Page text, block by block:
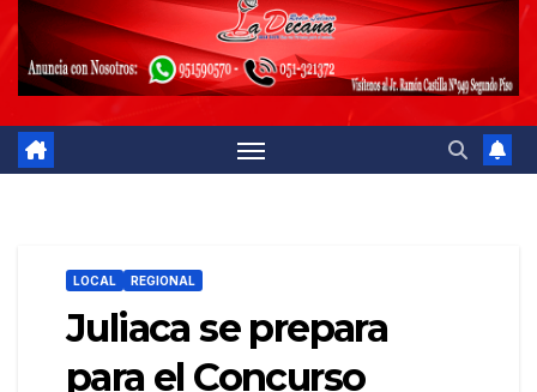
LOCAL REGIONAL
Juliaca se prepara
para el Concurso